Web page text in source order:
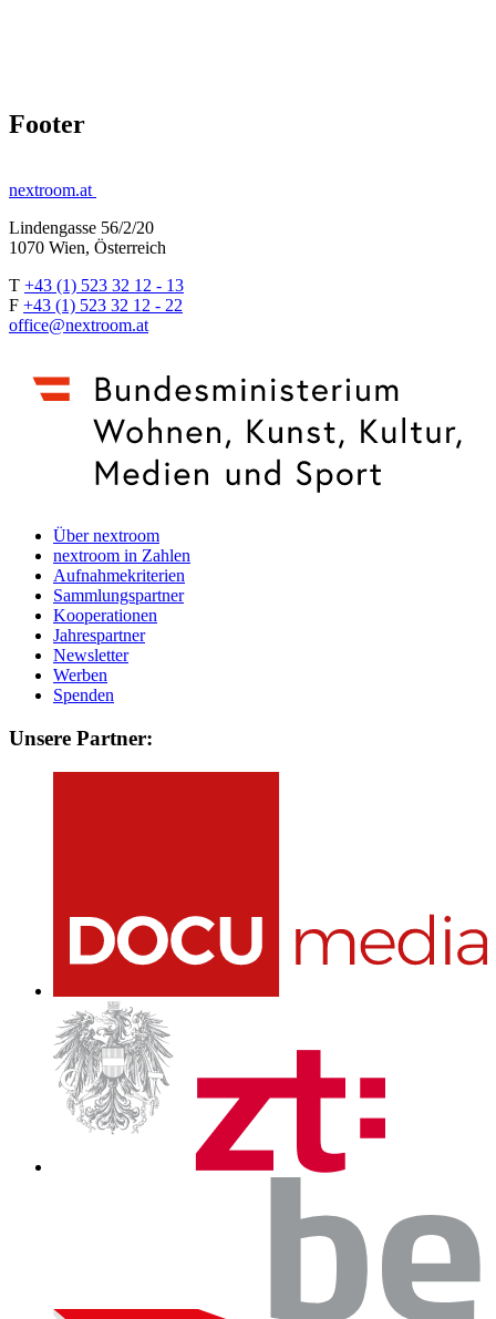
Footer
nextroom.at
Lindengasse 56/2/20
1070 Wien, Österreich
T +43 (1) 523 32 12 - 13
F +43 (1) 523 32 12 - 22
office@nextroom.at
Über nextroom
nextroom in Zahlen
Aufnahmekriterien
Sammlungspartner
Kooperationen
Jahrespartner
Newsletter
Werben
Spenden
Unsere Partner: